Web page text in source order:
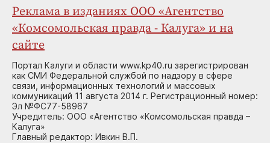
Реклама в изданиях ООО «Агентство
«Комсомольская правда - Калуга» и на
сайте
Портал Калуги и области www.kp40.ru зарегистрирован
как СМИ Федеральной службой по надзору в сфере
связи, информационных технологий и массовых
коммуникаций 11 августа 2014 г. Регистрационный номер:
Эл №ФС77-58967
Учредитель: ООО «Агентство «Комсомольская правда –
Калуга»
Главный редактор: Ивкин В.П.